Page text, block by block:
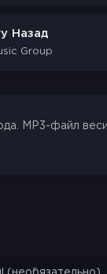
Назад
Group
MP3-файл